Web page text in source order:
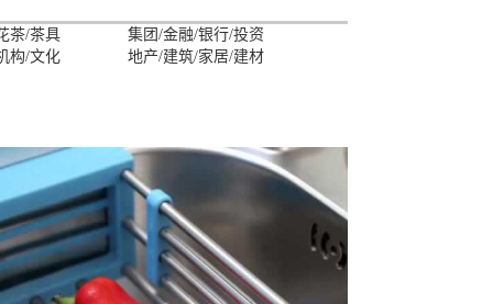
茶/茶具
集团/金融/银行/投资
构/文化
地产/建筑/家居/建材